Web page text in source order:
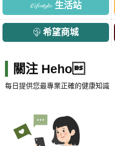
生活站
希望商城
關注 Heho
每日提供您最專業正確的健康知識